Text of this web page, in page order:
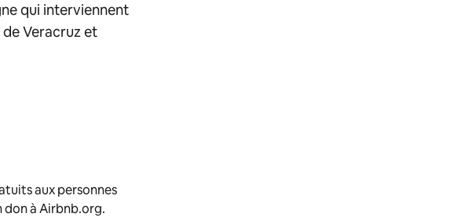
qui interviennent
Veracruz et
aux personnes
don à Airbnb.org.